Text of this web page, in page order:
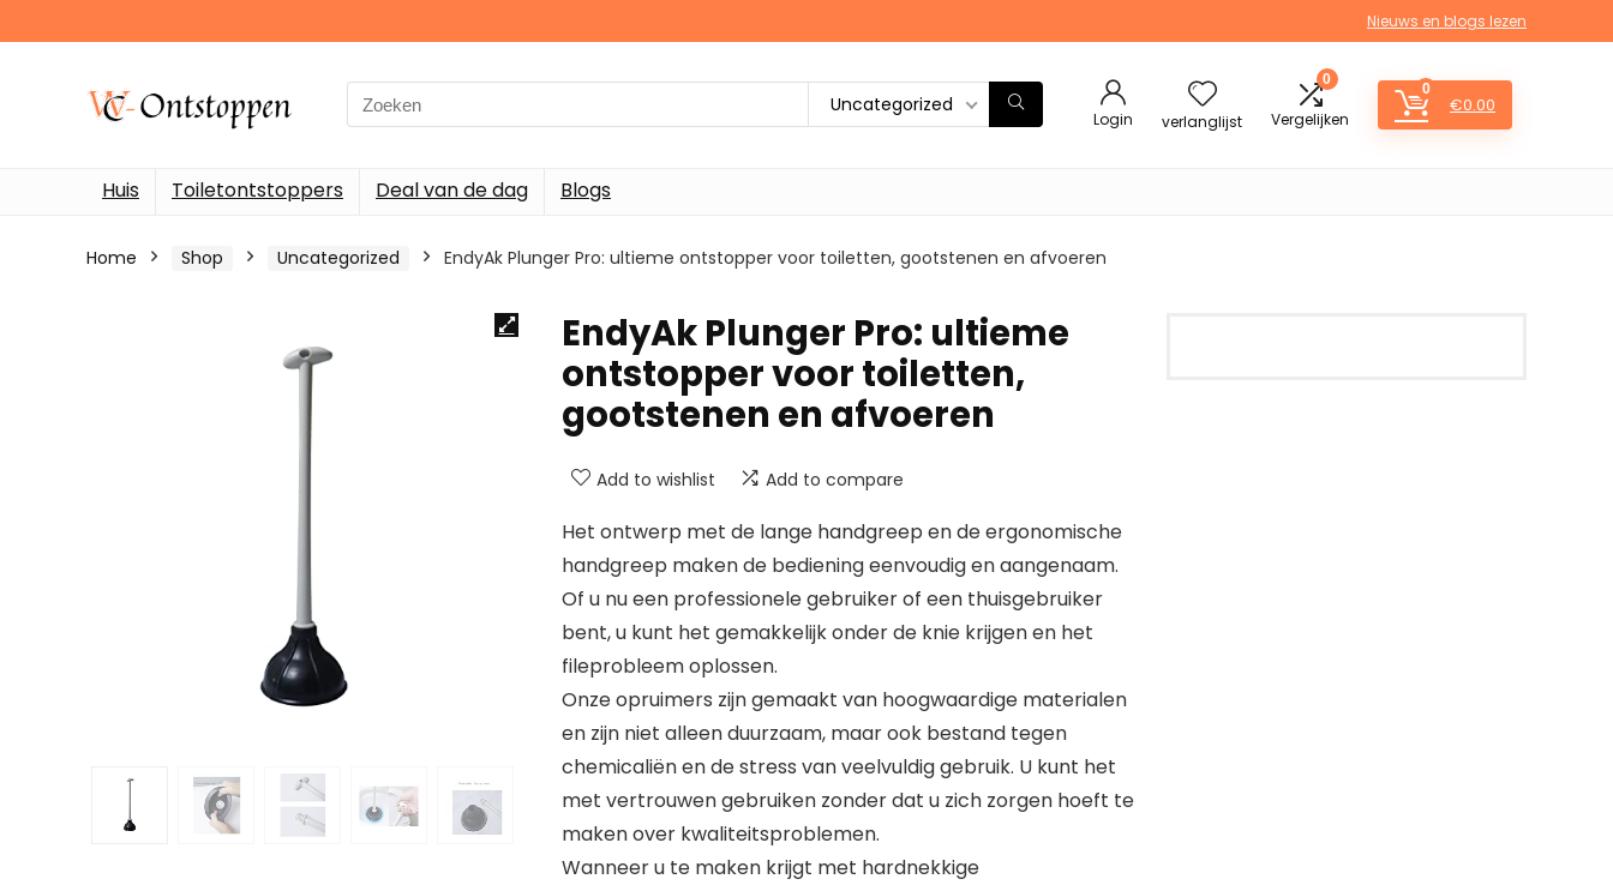
Nieuws en blogs lezen
Search
for:
Uncategorized
Login verlanglijst
0
Vergelijken
0
€0.00
Huis Toiletontstoppers Deal van de dag Blogs
Home Shop Uncategorized EndyAk Plunger Pro: ultieme ontstopper voor toiletten, gootstenen en afvoeren
EndyAk Plunger Pro: ultieme
ontstopper voor toiletten,
gootstenen en afvoeren
Add to wishlist Add to compare
Het ontwerp met de lange handgreep en de ergonomische
handgreep maken de bediening eenvoudig en aangenaam.
Of u nu een professionele gebruiker of een thuisgebruiker
bent, u kunt het gemakkelijk onder de knie krijgen en het
fileprobleem oplossen.
Onze opruimers zijn gemaakt van hoogwaardige materialen
en zijn niet alleen duurzaam, maar ook bestand tegen
chemicaliën en de stress van veelvuldig gebruik. U kunt het
met vertrouwen gebruiken zonder dat u zich zorgen hoeft te
maken over kwaliteitsproblemen.
Wanneer u te maken krijgt met hardnekkige